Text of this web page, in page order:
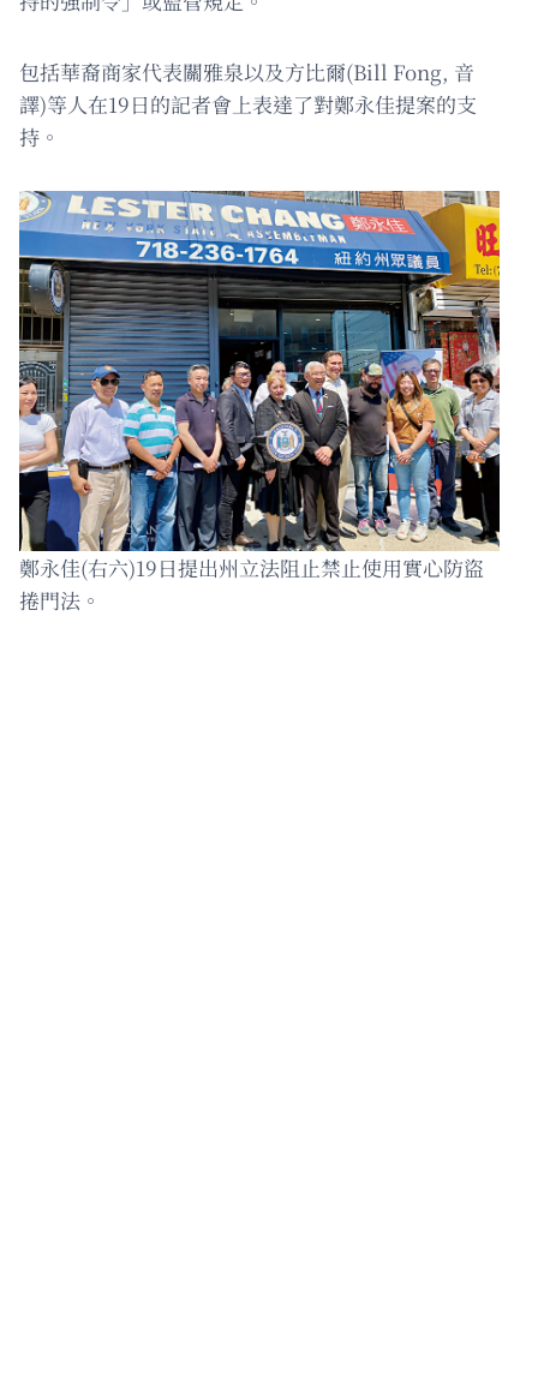
包括華裔商家代表關雅泉以及方比爾(Bill Fong, 音
譯)等人在19日的記者會上表達了對鄭永佳提案的支
持。
鄭永佳(右六)19日提出州立法阻止禁止使用實心防盜
捲門法。